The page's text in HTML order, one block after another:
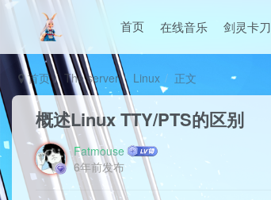
首页 在线音乐 剑灵卡刀
首页 The server Linux 正文
概述Linux TTY/PTS的区别
Fatmouse
6年前发布